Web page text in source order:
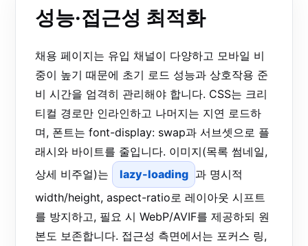
성능·접근성 최적화
채용 페이지는 유입 채널이 다양하고 모바일 비
중이 높기 때문에 초기 로드 성능과 상호작용 준
비 시간을 엄격히 관리해야 합니다. CSS는 크리
티컬 경로만 인라인하고 나머지는 지연 로드하
며, 폰트는 font-display: swap과 서브셋으로 플
래시와 바이트를 줄입니다. 이미지(목록 썸네일,
상세 비주얼)는
lazy-loading 과 명시적
width/height, aspect-ratio로 레이아웃 시프트
를 방지하고, 필요 시 WebP/AVIF를 제공하되 원
본도 보존합니다. 접근성 측면에서는 포커스 링,